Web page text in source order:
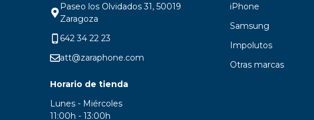
Paseo los Olvidados 31, 50019
Zaragoza
642 34 22 23
att@zaraphone.com
Horario de tienda
Lunes - Miércoles
11:00h - 13:00h
iPhone
Samsung
Impolutos
Otras marcas